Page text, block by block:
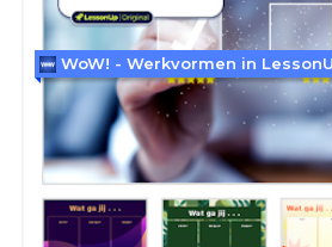
WoW! - Werkvormen in